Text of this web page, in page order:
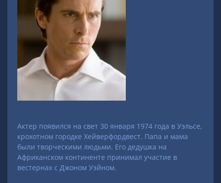
Актер появился на свет 30 января 1974 года в Уэльсе,
крохотном городке Хейверфордвест. Папа и мама
были творческими людьми. Его дедушка на
Африканском континенте принимал участие в
вестернах с Джоном Уэйном.